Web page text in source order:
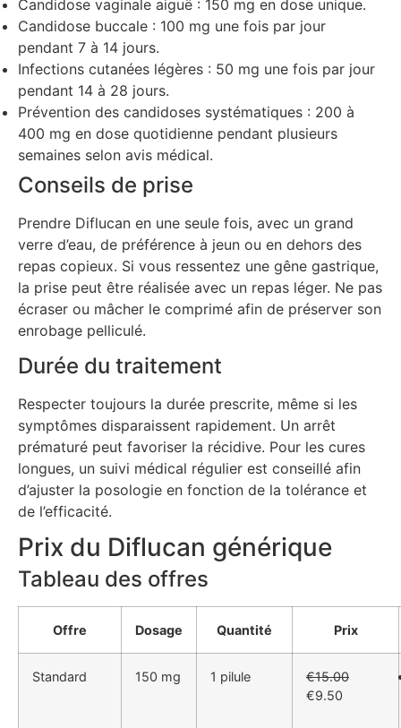
Candidose vaginale aiguë : 150 mg en dose unique.
Candidose buccale : 100 mg une fois par jour
pendant 7 à 14 jours.
Infections cutanées légères : 50 mg une fois par jour
pendant 14 à 28 jours.
Prévention des candidoses systématiques : 200 à
400 mg en dose quotidienne pendant plusieurs
semaines selon avis médical.
Conseils de prise
Prendre Diflucan en une seule fois, avec un grand
verre d’eau, de préférence à jeun ou en dehors des
repas copieux. Si vous ressentez une gêne gastrique,
la prise peut être réalisée avec un repas léger. Ne pas
écraser ou mâcher le comprimé afin de préserver son
enrobage pelliculé.
Durée du traitement
Respecter toujours la durée prescrite, même si les
symptômes disparaissent rapidement. Un arrêt
prématuré peut favoriser la récidive. Pour les cures
longues, un suivi médical régulier est conseillé afin
d’ajuster la posologie en fonction de la tolérance et
de l’efficacité.
Prix du Diflucan générique
Tableau des offres
Offre Dosage Quantité Prix
Standard 150 mg 1 pilule
€15.00
€9.50